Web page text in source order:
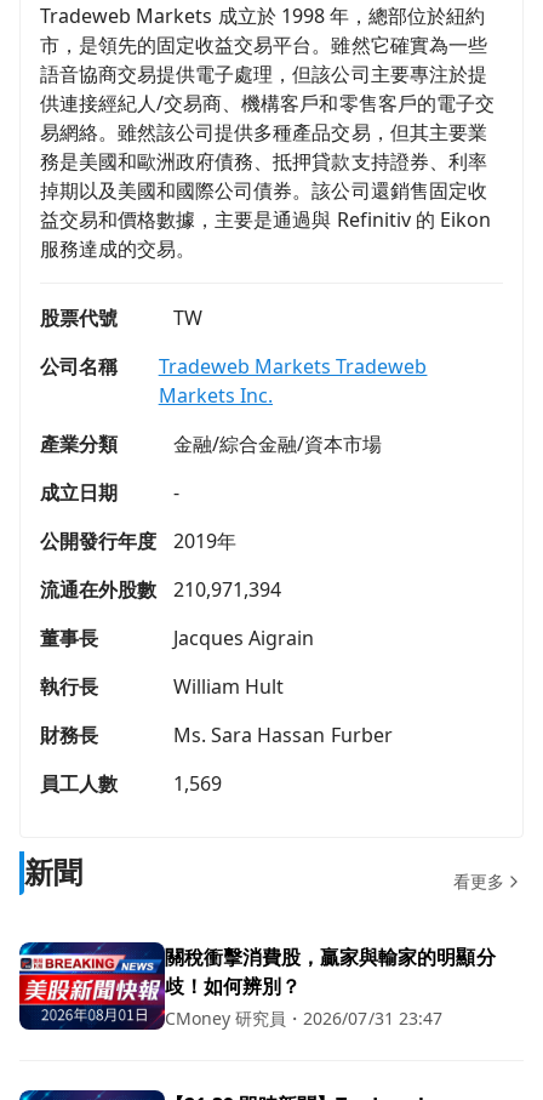
Tradeweb Markets 成立於 1998 年，總部位於紐約
市，是領先的固定收益交易平台。雖然它確實為一些
語音協商交易提供電子處理，但該公司主要專注於提
供連接經紀人/交易商、機構客戶和零售客戶的電子交
易網絡。雖然該公司提供多種產品交易，但其主要業
務是美國和歐洲政府債務、抵押貸款支持證券、利率
掉期以及美國和國際公司債券。該公司還銷售固定收
益交易和價格數據，主要是通過與 Refinitiv 的 Eikon
服務達成的交易。
股票代號
TW
公司名稱
Tradeweb Markets Tradeweb
Markets Inc.
產業分類
金融/綜合金融/資本市場
成立日期
-
公開發行年度
2019年
流通在外股數
210,971,394
董事長
Jacques Aigrain
執行長
William Hult
財務長
Ms. Sara Hassan Furber
員工人數
1,569
新聞 看更多
關稅衝擊消費股，贏家與輸家的明顯分
歧！如何辨別？
CMoney 研究員 ・ 2026/07/31 23:47